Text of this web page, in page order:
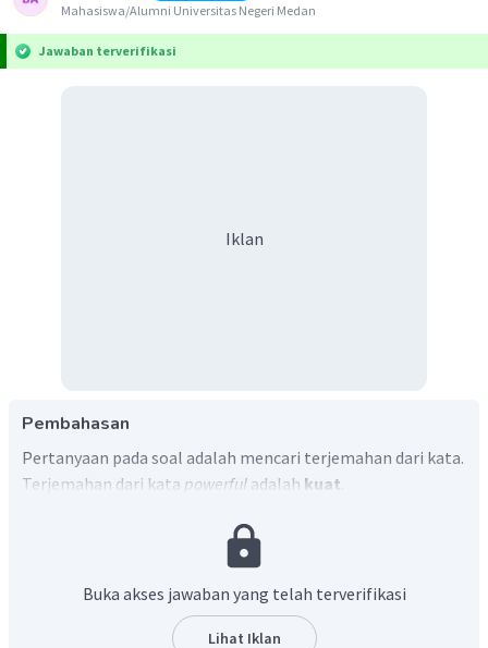
Mahasiswa/Alumni Universitas Negeri Medan
Jawaban terverifikasi
Iklan
Pembahasan
Pertanyaan pada soal adalah mencari terjemahan dari kata.
Terjemahan dari kata powerful adalah kuat
Buka akses jawaban yang telah terverifikasi
Lihat Iklan